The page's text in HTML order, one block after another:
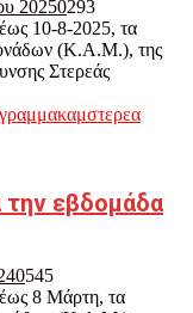
20250293
10-8-2025, τα
(Κ.Α.Μ.), της
Στερεάς
καμστερεα
εβδομάδα
0545
8 Μάρτη, τα